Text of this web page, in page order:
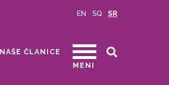
EN SQ SR
NAŠE ČLANICE
MENI